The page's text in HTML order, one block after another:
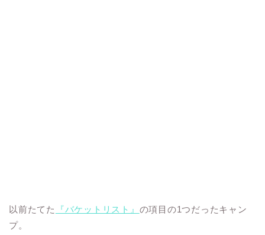
以前たてた 『バケットリスト』 の項目の1つだったキャン
プ。